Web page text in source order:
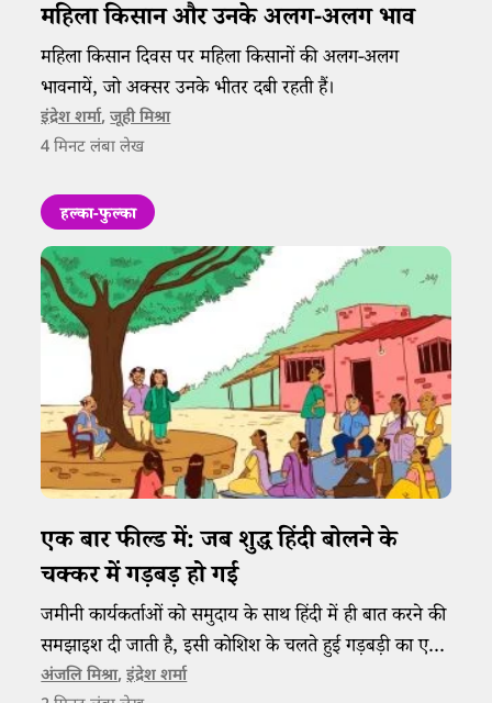
महिला किसान और उनके अलग-अलग भाव
महिला किसान दिवस पर महिला किसानों की अलग-अलग
भावनायें, जो अक्सर उनके भीतर दबी रहती हैं।
इंद्रेश शर्मा,जूही मिश्रा
4 मिनट लंबा लेख
हल्का-फुल्का
एक बार फील्ड में: जब शुद्ध हिंदी बोलने के
चक्कर में गड़बड़ हो गई
जमीनी कार्यकर्ताओं को समुदाय के साथ हिंदी में ही बात करने की
समझाइश दी जाती है, इसी कोशिश के चलते हुई गड़बड़ी का एक
दिलचस्प किस्सा।
अंजलि मिश्रा,इंद्रेश शर्मा